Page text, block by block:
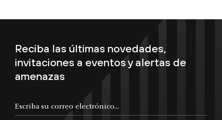
Reciba las últimas novedades,
invitaciones a eventos y alertas de
amenazas